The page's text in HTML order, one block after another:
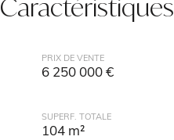
Caractéristiques
PRIX DE VENTE
6 250 000 €
SUPERF. TOTALE
104 m²